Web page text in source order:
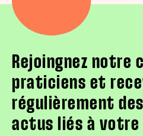
Rejoingnez notre
praticiens et
régulièrement
actus liés à